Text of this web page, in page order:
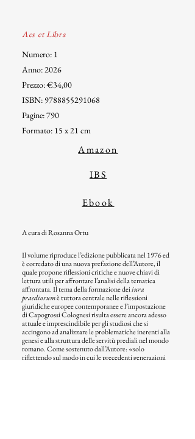
Aes et Libra
Numero: 1
Anno: 2026
Prezzo: €34,00
ISBN: 9788855291068
Pagine: 790
Formato: 15 x 21 cm
Amazon
IBS
Ebook
A cura di Rosanna Ortu
Il volume riproduce l’edizione pubblicata nel 1976 ed
è corredato di una nuova prefazione dell’Autore, il
quale propone riflessioni critiche e nuove chiavi di
lettura utili per affrontare l’analisi della tematica
affrontata. Il tema della formazione deiiura
praediorumè tuttora centrale nelle riflessioni
giuridiche europee contemporanee e l’impostazione
di Capogrossi Colognesi risulta essere ancora adesso
attuale e imprescindibile per gli studiosi che si
accingono ad analizzare le problematiche inerenti alla
genesi e alla struttura delle servitù prediali nel mondo
romano. Come sostenuto dall’Autore: «solo
riflettendo sul modo in cui le precedenti generazioni